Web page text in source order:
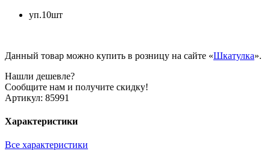
уп.10шт
Данный товар можно купить в розницу на сайте «Шкатулка».
Нашли дешевле?
Сообщите нам и получите скидку!
Артикул: 85991
Характеристики
Все характеристики